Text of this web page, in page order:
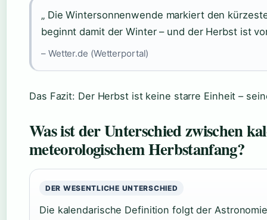
„ Die Wintersonnenwende markiert den
beginnt damit der Winter – und der Herbst ist
– Wetter.de (Wetterportal)
Das Fazit: Der Herbst ist keine starre Einheit –
Was ist der Unterschied zwischen
meteorologischem Herbstanfang?
DER WESENTLICHE UNTERSCHIED
Die kalendarische Definition folgt der